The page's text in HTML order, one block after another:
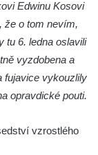
Edwinu Kosovi
že o tom nevím,
tu 6. ledna oslavili
vyzdobena a
fujavice vykouzlily
opravdické pouti.
vzrostlého